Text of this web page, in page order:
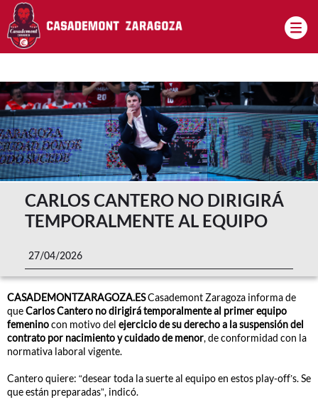
Pasar al contenido principal
CARLOS CANTERO NO DIRIGIRÁ
TEMPORALMENTE AL EQUIPO
27/04/2026
CASADEMONTZARAGOZA.ESCasademont Zaragoza informa de
queCarlos Cantero no dirigirá temporalmente al primer equipo
femeninocon motivo del ejercicio de su derecho a la suspensión del
contrato por nacimiento y cuidado de menor, de conformidad con la
normativa laboral vigente.
Cantero quiere: “desear toda la suerte al equipo en estos play-off’s. Se
que están preparadas”, indicó.